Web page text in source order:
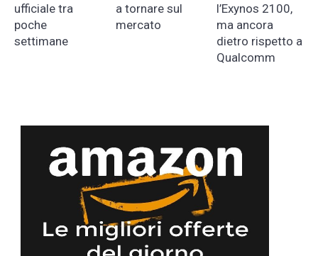
ufficiale tra
poche
settimane
a tornare sul
mercato
l’Exynos 2100,
ma ancora
dietro rispetto a
Qualcomm